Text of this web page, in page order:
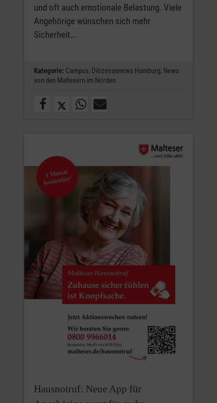
und oft auch emotionale Belastung. Viele
Angehörige wünschen sich mehr
Sicherheit…
Kategorie: Campus, Diözesannews Hamburg, News
von den Maltesern im Norden
Hausnotruf: Neue App für